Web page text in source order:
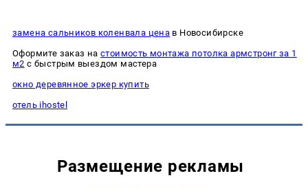
замена сальников коленвала цена в Новосибирске
Оформите заказ настоимость монтажа потолка армстронг за 1
м2 с быстрым выездом мастера
окно деревянное эркер купить
отель ihostel
Размещение рекламы